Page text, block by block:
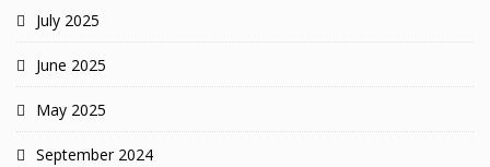
July 2025
June 2025
May 2025
September 2024